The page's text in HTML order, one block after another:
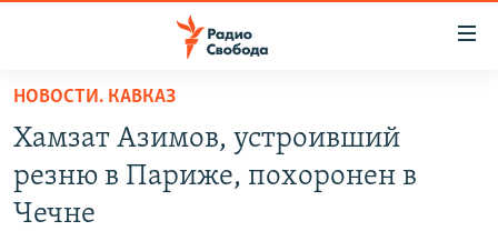
упрощенного
доступа
основному
АВТОРСКИЕ ПРОЕКТЫ
НОВОСТИ. КАВКАЗ
Хамзат Азимов, устроивший
резню в Париже, похоронен в
Чечне